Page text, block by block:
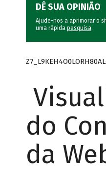
DÊ SUA OPINIÃO
Ajude-nos a aprimorar o
uma rápida pesquisa.
do
da